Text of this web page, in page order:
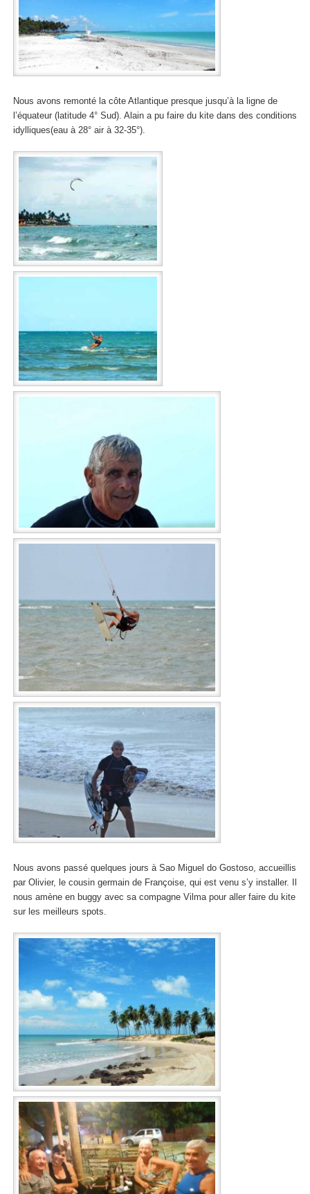
Nous avons remonté la côte Atlantique presque jusqu’à la ligne de
l’équateur (latitude 4° Sud). Alain a pu faire du kite dans des conditions
idylliques(eau à 28° air à 32-35°).
Nous avons passé quelques jours à Sao Miguel do Gostoso, accueillis
par Olivier, le cousin germain de Françoise, qui est venu s’y installer. Il
nous amène en buggy avec sa compagne Vilma pour aller faire du kite
sur les meilleurs spots.